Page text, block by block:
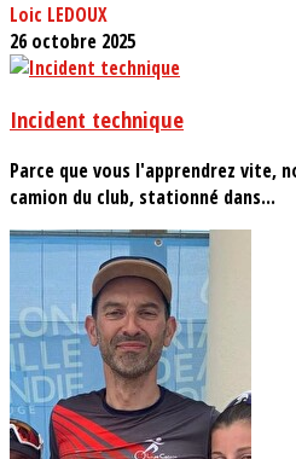
Loic LEDOUX
26 octobre 2025
Incident technique
Parce que vous l'apprendrez vite,
camion du club, stationné dans...